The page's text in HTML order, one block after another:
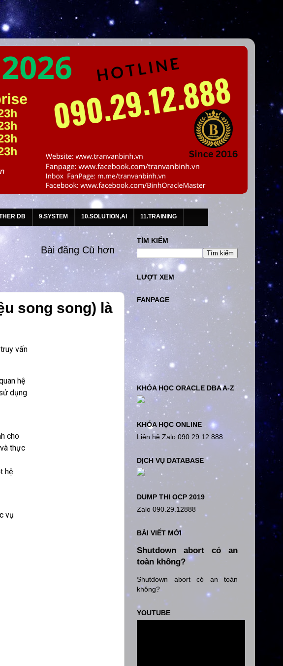
DB 9.SYSTEM 10.SOLUTION,AI 11.TRAINING
Bài đăng Cũ hơn
song song) là
vấn
hệ
dụng
cho
thực
hệ
vụ
TÌM KIẾM
LƯỢT XEM
FANPAGE
KHÓA HỌC ORACLE DBA A-Z
KHÓA HỌC ONLINE
Liên hệ Zalo 090.29.12.888
DỊCH VỤ DATABASE
DUMP THI OCP 2019
Zalo 090.29.12888
BÀI VIẾT MỚI
Shutdown abort có an
toàn không?
Shutdown abort có an toàn
không?
YOUTUBE